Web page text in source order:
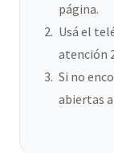
página.
Usá el
atención
Si no
abiertas